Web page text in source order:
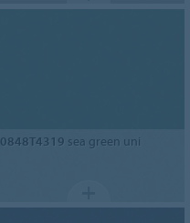
0848T4319 sea green uni